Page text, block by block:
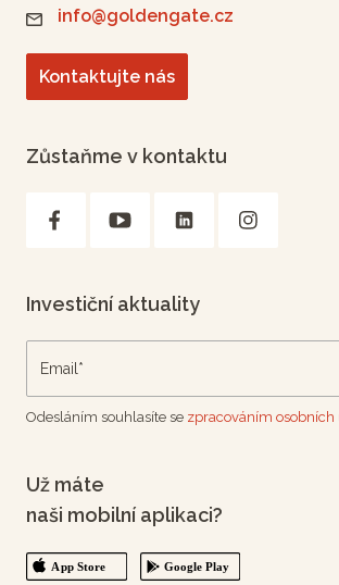
info@goldengate.cz
Kontaktujte nás
Zůstaňme v kontaktu
Investiční aktuality
Odesláním souhlasíte se zpracováním osobních
Už máte
naši mobilní aplikaci?